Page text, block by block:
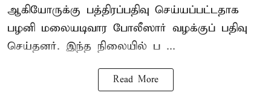
ஆகியோருக்கு பத்திரப்பதிவு செய்யப்பட்டதாக
பழனி மலையடிவார போலீஸார் வழக்குப் பதிவு
செய்தனர். இந்த நிலையில் ப ...
Read More